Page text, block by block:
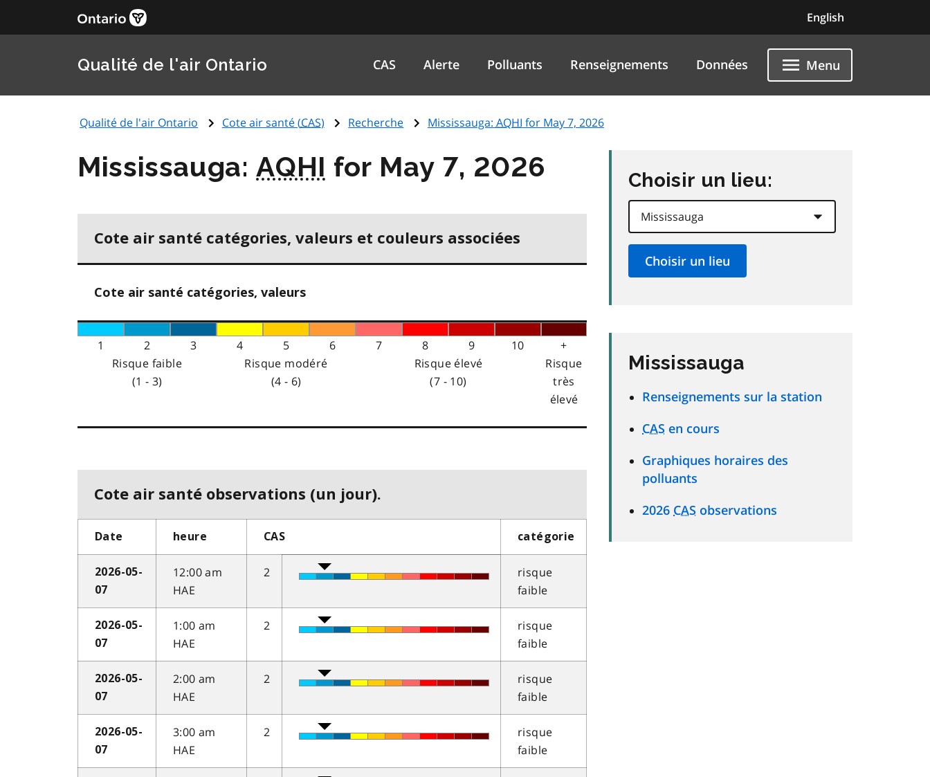
English
Qualité de l'air Ontario CAS Alerte Polluants Renseignements Données Menu
Qualité de l'air Ontario Cote air santé (CAS) Recherche Mississauga: AQHI for May 7, 2026
Mississauga:AQHI for May 7, 2026
Cote air santé catégories, valeurs et couleurs associées
Cote air santé catégories, valeurs
1 2 3 4 5 6 7 8 9 10
+
Risque faible
(1 - 3)
Risque modéré
(4 - 6)
Risque élevé
(7 - 10)
Risque
très
élevé
Cote air santé observations (un jour).
Date heure CAS catégorie
2026-05-
07
12:00 am
HAE
2
risque
faible
2026-05-
07
1:00 am
HAE
2
risque
faible
2026-05-
07
2:00 am
HAE
2
risque
faible
2026-05-
07
3:00 am
HAE
2
risque
faible
Choisir un lieu:
Mississauga
Renseignements sur la station
CAS en cours
Graphiques horaires des
polluants
2026 CAS observations